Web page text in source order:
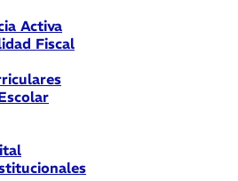
Activa
Fiscal